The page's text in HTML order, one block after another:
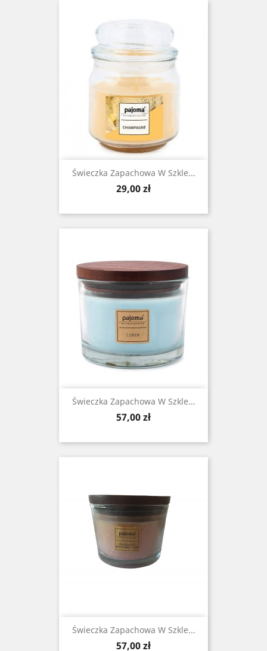
Świeczka Zapachowa W Szkle...
Cena
29,00 zł
Świeczka Zapachowa W Szkle...
Cena
57,00 zł
Świeczka Zapachowa W Szkle...
Cena
57,00 zł